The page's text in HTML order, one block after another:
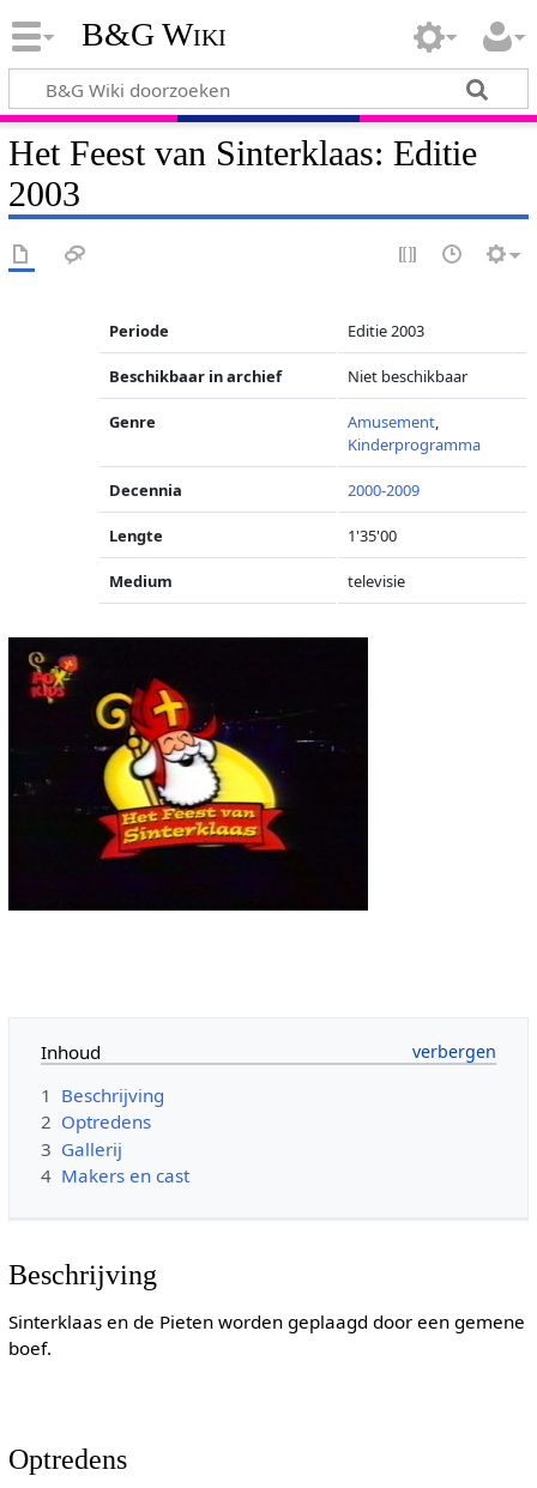
B&G Wiki
Het Feest van Sinterklaas: Editie
2003
Periode Editie 2003
Beschikbaar in archief Niet beschikbaar
Genre Amusement,
Kinderprogramma
Decennia 2000-2009
Lengte 1'35'00
Medium televisie
Inhoud
1 Beschrijving
2 Optredens
3 Gallerij
4 Makers en cast
Beschrijving
Sinterklaas en de Pieten worden geplaagd door een gemene
boef.
Optredens